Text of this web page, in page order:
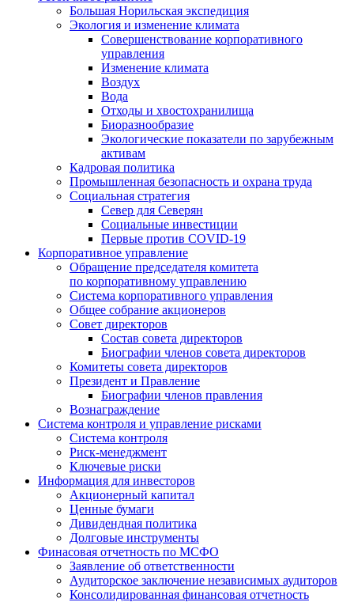
Большая Норильская экспедиция
Экология и изменение климата
Совершенствование корпоративного
управления
Изменение климата
Воздух
Вода
Отходы и хвостохранилища
Биоразнообразие
Экологические показатели по зарубежным
активам
Кадровая политика
Промышленная безопасность и охрана труда
Социальная стратегия
Север для Северян
Социальные инвестиции
Первые против COVID‑19
Корпоративное управление
Обращение председателя комитета
по корпоративному управлению
Система корпоративного управления
Общее собрание акционеров
Совет директоров
Состав совета директоров
Биографии членов совета директоров
Комитеты совета директоров
Президент и Правление
Биографии членов правления
Вознаграждение
Система контроля и управление рисками
Система контроля
Риск-менеджмент
Ключевые риски
Информация для инвесторов
Акционерный капитал
Ценные бумаги
Дивидендная политика
Долговые инструменты
Финасовая отчетность по МСФО
Заявление об ответственности
Аудиторское заключение независимых аудиторов
Консолидированная финансовая отчетность